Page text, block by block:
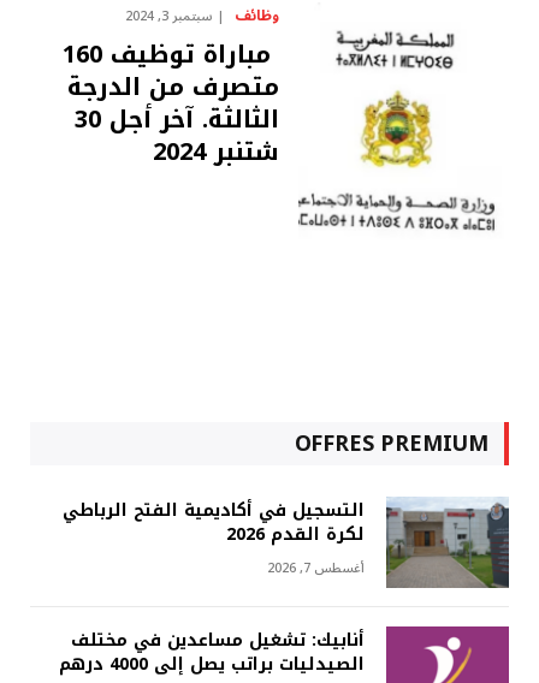
وظائف سبتمبر 3, 2024
مباراة توظيف 160
متصرف من الدرجة
الثالثة. آخر أجل 30
شتنبر 2024
OFFRES PREMIUM
التسجيل في أكاديمية الفتح الرباطي
لكرة القدم 2026
أغسطس 7, 2026
أنابيك: تشغيل مساعدين في مختلف
الصيدليات براتب يصل إلى 4000 درهم